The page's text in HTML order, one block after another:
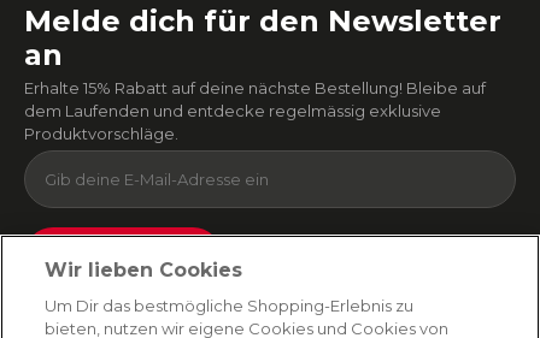
Melde dich für den Newsletter
an
Erhalte 15% Rabatt auf deine nächste Bestellung! Bleibe auf
dem Laufenden und entdecke regelmässig exklusive
Produktvorschläge.
Absenden
Du kannst dich jederzeit von unserem Newsletter abmelden. Indem du fortfährst, stimmst
du unseren E-Mail-Bedingungenund Datenschutzbestimmungen zu
Wir lieben Cookies
Um Dir das bestmögliche Shopping-Erlebnis zu
bieten, nutzen wir eigene Cookies und Cookies von